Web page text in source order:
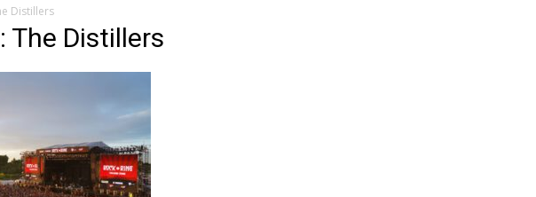
Distillers
The Distillers